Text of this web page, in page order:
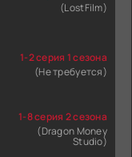
(LostFilm)
1-2 серия 1 сезона
(Не требуется)
1-8 серия 2 сезона
(Dragon Money
Studio)